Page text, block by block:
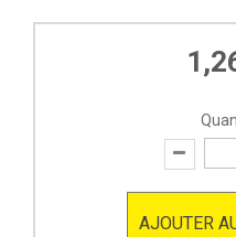
AJOUTER